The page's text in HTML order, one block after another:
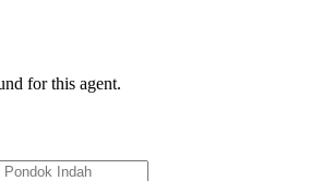
for this agent.